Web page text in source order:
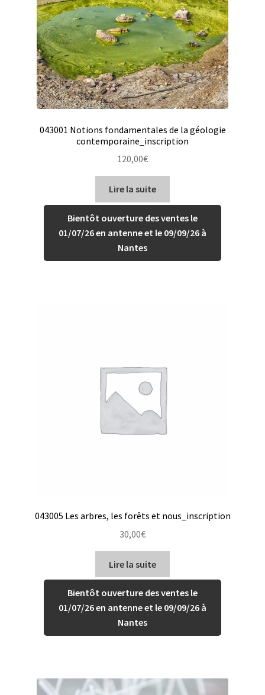
043001 Notions fondamentales de la géologie
contemporaine_inscription
120,00€
Lire la suite
Bientôt ouverture des ventes le
01/07/26 en antenne et le 09/09/26 à
Nantes
043005 Les arbres, les forêts et nous_inscription
30,00€
Lire la suite
Bientôt ouverture des ventes le
01/07/26 en antenne et le 09/09/26 à
Nantes